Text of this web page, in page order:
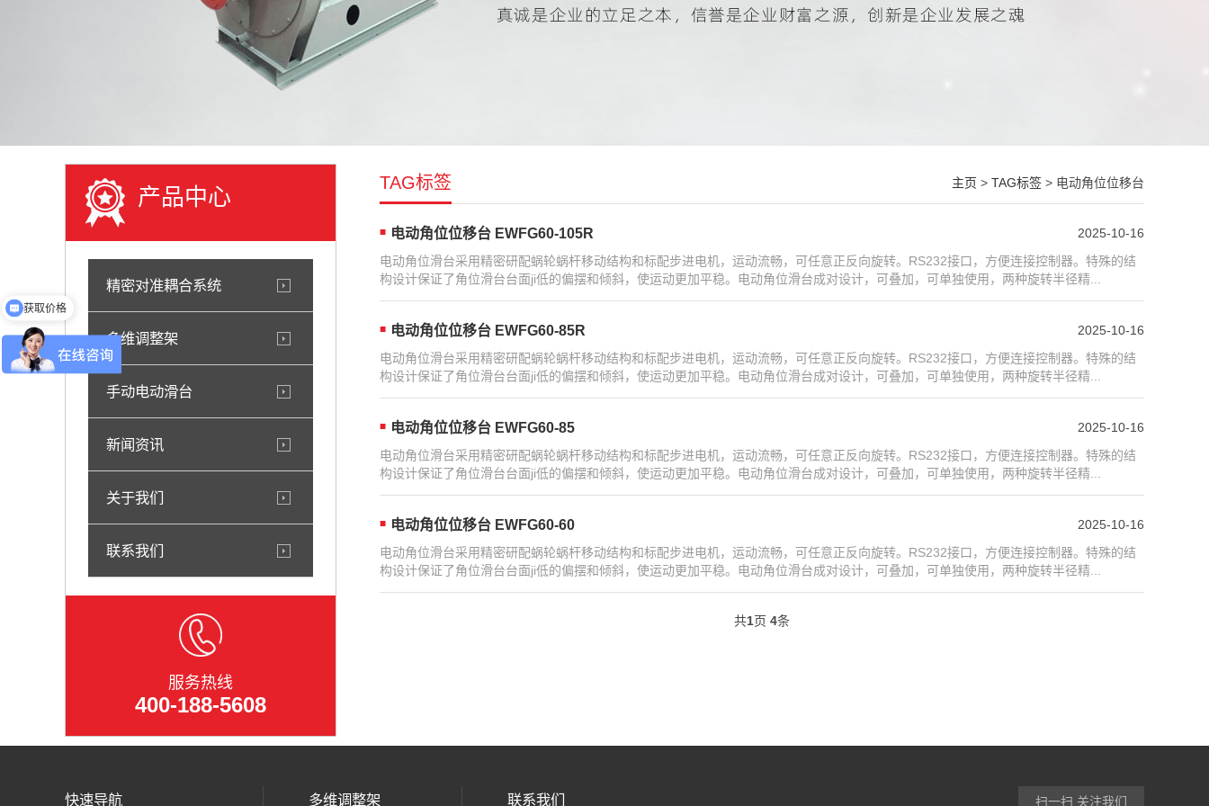
产品中心
精密对准耦合系统
多维调整架
手动电动滑台
新闻资讯
关于我们
联系我们
服务热线
400-188-5608
TAG标签 主页 > TAG标签 > 电动角位位移台
电动角位位移台 EWFG60-105R
2025-10-16
电动角位滑台采用精密研配蜗轮蜗杆移动结构和标配步进电机，运动流畅，可任意正反向旋转。RS232接口，方便连接控制器。特殊的结
构设计保证了角位滑台台面ji低的偏摆和倾斜，使运动更加平稳。电动角位滑台成对设计，可叠加，可单独使用，两种旋转半径精...
电动角位位移台 EWFG60-85R
2025-10-16
电动角位滑台采用精密研配蜗轮蜗杆移动结构和标配步进电机，运动流畅，可任意正反向旋转。RS232接口，方便连接控制器。特殊的结
构设计保证了角位滑台台面ji低的偏摆和倾斜，使运动更加平稳。电动角位滑台成对设计，可叠加，可单独使用，两种旋转半径精...
电动角位位移台 EWFG60-85
2025-10-16
电动角位滑台采用精密研配蜗轮蜗杆移动结构和标配步进电机，运动流畅，可任意正反向旋转。RS232接口，方便连接控制器。特殊的结
构设计保证了角位滑台台面ji低的偏摆和倾斜，使运动更加平稳。电动角位滑台成对设计，可叠加，可单独使用，两种旋转半径精...
电动角位位移台 EWFG60-60
2025-10-16
电动角位滑台采用精密研配蜗轮蜗杆移动结构和标配步进电机，运动流畅，可任意正反向旋转。RS232接口，方便连接控制器。特殊的结
构设计保证了角位滑台台面ji低的偏摆和倾斜，使运动更加平稳。电动角位滑台成对设计，可叠加，可单独使用，两种旋转半径精...
共1页 4条
快速导航 多维调整架 联系我们 扫一扫 关注我们
获取价格